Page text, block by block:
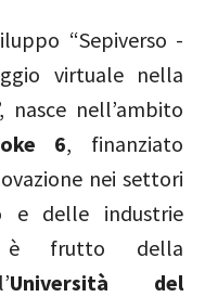
“Sepiverso -
virtuale nella
nell’ambito
6, finanziato
nei settori
e delle industrie
è frutto della
Università del